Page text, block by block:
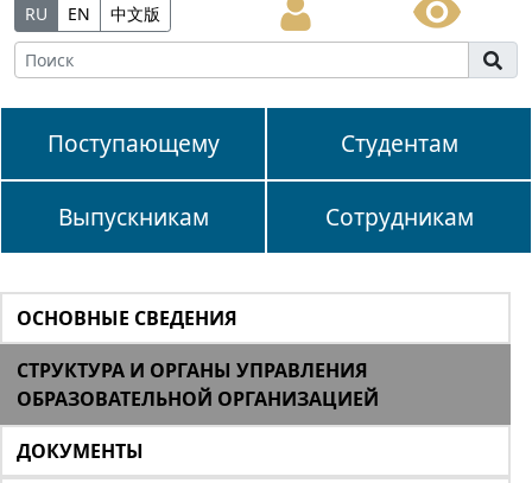
RU EN 中文版
Поступающему Студентам
Выпускникам Сотрудникам
ОСНОВНЫЕ СВЕДЕНИЯ
СТРУКТУРА И ОРГАНЫ УПРАВЛЕНИЯ
ОБРАЗОВАТЕЛЬНОЙ ОРГАНИЗАЦИЕЙ
ДОКУМЕНТЫ